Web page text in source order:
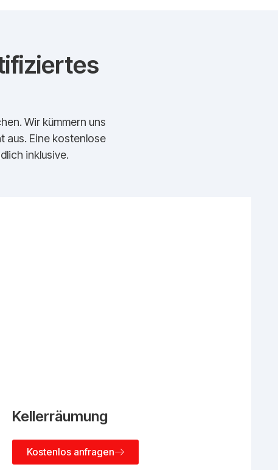
Wir kümmern uns
aus. Eine kostenlose
inklusive.
Kellerräumung
Kostenlos anfragen